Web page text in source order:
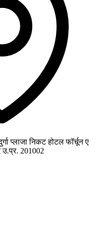
प्लाजा निकट होटल फॉर्चून ए
उ.प्र. 201002